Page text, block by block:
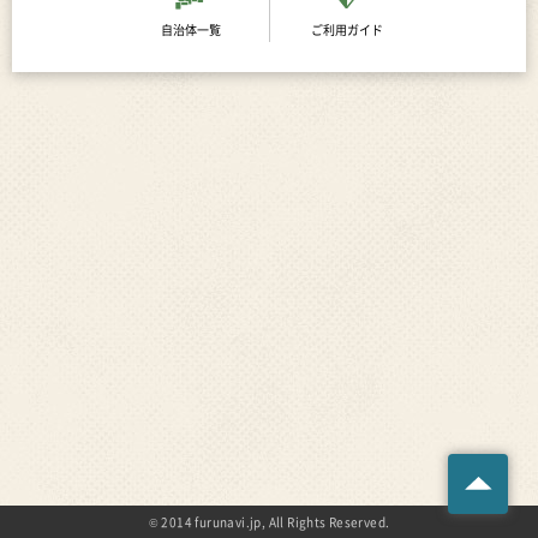
自治体一覧 ご利用ガイド
© 2014 furunavi.jp, All Rights Reserved.